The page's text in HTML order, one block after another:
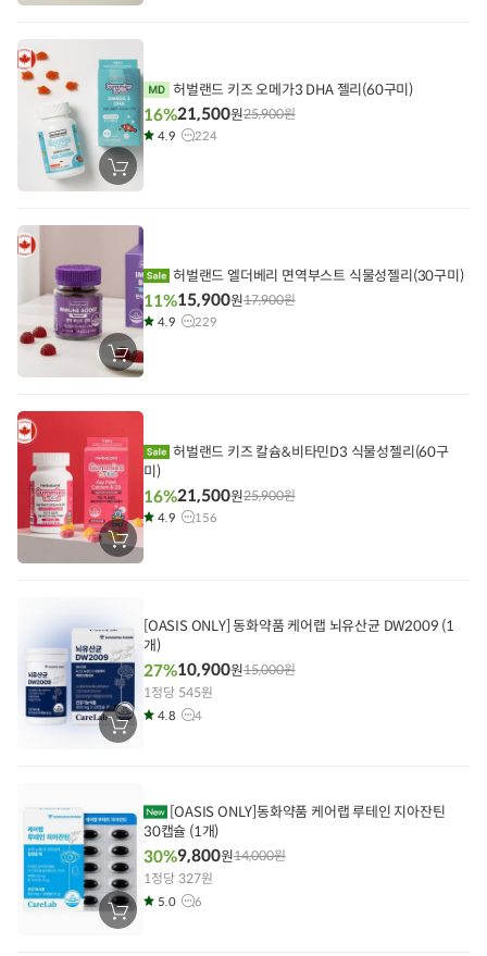
에
담
기
장
바
에
기
허벌랜드 키즈 오메가3 DHA 젤리(60구미)
16%21,500원25,900원
4.9 224
장
바
에
기
허벌랜드 엘더베리 면역부스트 식물성젤리(30구미)
11%15,900원17,900원
4.9 229
장
바
미)
16%21,500원25,900원
4.9 156
장
바
기
[OASIS ONLY] 동화약품 케어랩 뇌유산균 DW2009 (1
개)
27%10,900원15,000원
1정당 545원
4.8 4
장
바
[OASIS ONLY]동화약품 케어랩 루테인 지아잔틴
30캡슐 (1개)
30%9,800원14,000원
1정당 327원
5.0 6